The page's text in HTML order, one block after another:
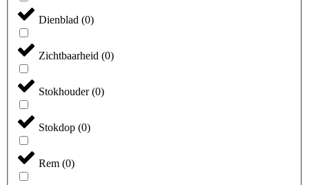
Dienblad (0)
Zichtbaarheid (0)
Stokhouder(0)
Stokdop (0)
Rem (0)